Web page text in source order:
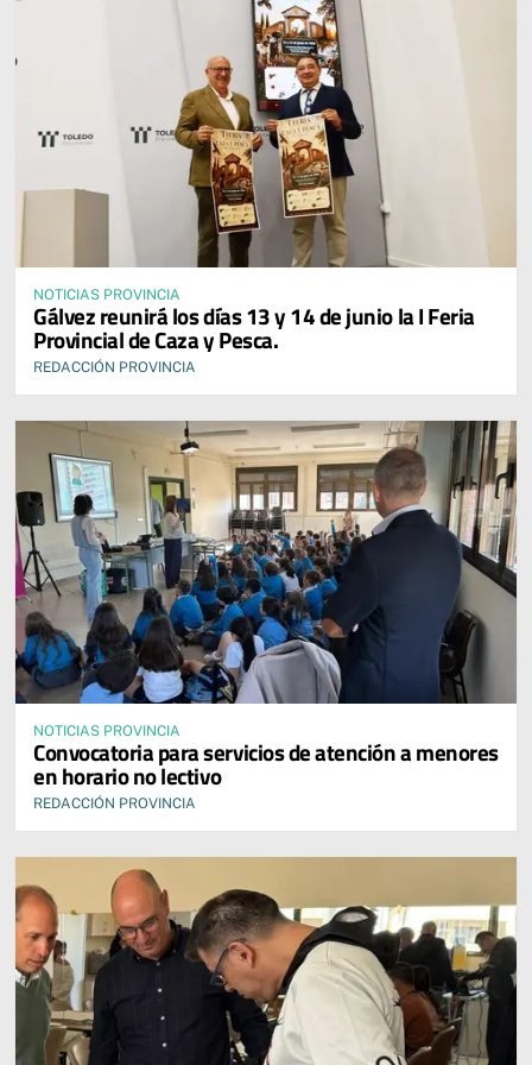
NOTICIAS PROVINCIA
Gálvez reunirá los días 13 y 14 de junio la I Feria
Provincial de Caza y Pesca.
REDACCIÓN PROVINCIA
NOTICIAS PROVINCIA
Convocatoria para servicios de atención a menores
en horario no lectivo
REDACCIÓN PROVINCIA